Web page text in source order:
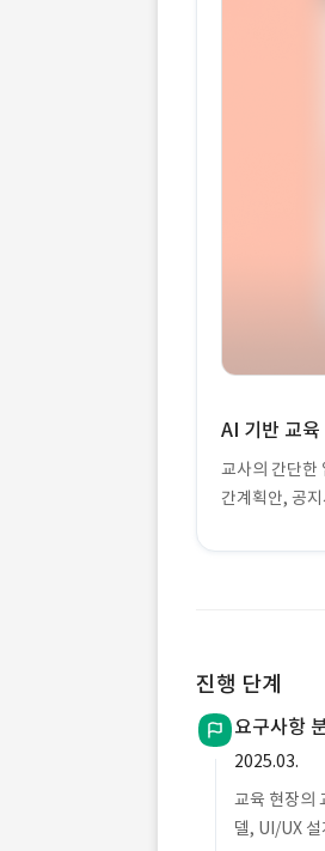
AI 기반 교육
교사의 간단한
간계획안, 공
진행 단계
요구사항
2025.03.
교육 현장의
델, UI/UX 설